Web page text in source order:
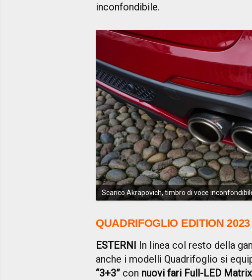
inconfondibile.
Scarico Akrapovich, timbro di voce
QUADRIFOGLIO EDITION 2023
ESTERNI In linea col resto della
anche i modelli Quadrifoglio si
“3+3” con nuovi fari Full-LED